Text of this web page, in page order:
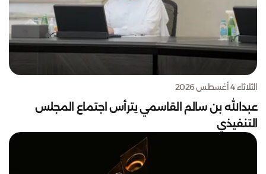
الثلاثاء 4 أغسطس 2026
عبدالله بن سالم القاسمي يترأس اجتماع المجلس
التنفيذي